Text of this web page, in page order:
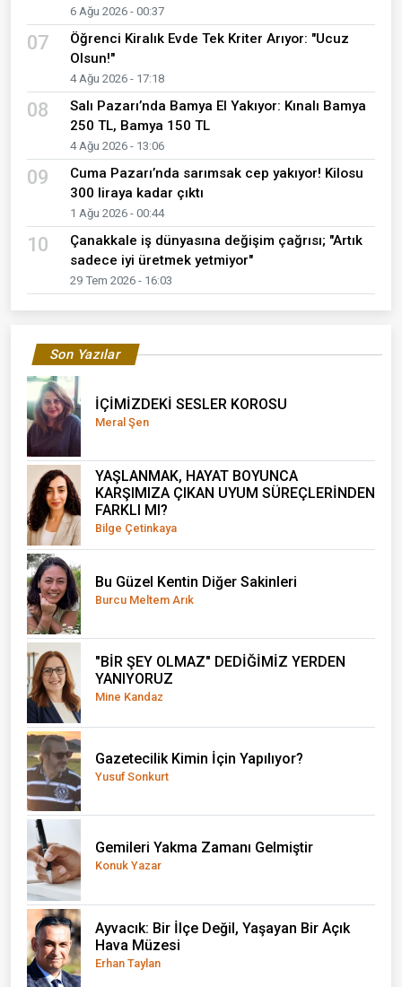
6 Ağu 2026 - 00:37
07
Öğrenci Kiralık Evde Tek Kriter Arıyor: "Ucuz
Olsun!"
4 Ağu 2026 - 17:18
08
Salı Pazarı’nda Bamya El Yakıyor: Kınalı Bamya
250 TL, Bamya 150 TL
4 Ağu 2026 - 13:06
09
Cuma Pazarı’nda sarımsak cep yakıyor! Kilosu
300 liraya kadar çıktı
1 Ağu 2026 - 00:44
10
Çanakkale iş dünyasına değişim çağrısı; "Artık
sadece iyi üretmek yetmiyor"
29 Tem 2026 - 16:03
Son Yazılar
İÇİMİZDEKİ SESLER KOROSU
Meral Şen
YAŞLANMAK, HAYAT BOYUNCA
KARŞIMIZA ÇIKAN UYUM SÜREÇLERİNDEN
FARKLI MI?
Bilge Çetinkaya
Bu Güzel Kentin Diğer Sakinleri
Burcu Meltem Arık
"BİR ŞEY OLMAZ" DEDİĞİMİZ YERDEN
YANIYORUZ
Mine Kandaz
Gazetecilik Kimin İçin Yapılıyor?
Yusuf Sonkurt
Gemileri Yakma Zamanı Gelmiştir
Konuk Yazar
Ayvacık: Bir İlçe Değil, Yaşayan Bir Açık
Hava Müzesi
Erhan Taylan